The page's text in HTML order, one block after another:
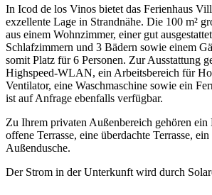
In Icod de los Vinos bietet das Ferienhaus
exzellente Lage in Strandnähe. Die 100 m²
aus einem Wohnzimmer, einer gut
Schlafzimmern und 3 Bädern sowie einem
somit Platz für 6 Personen. Zur Ausstattung
Highspeed-WLAN, ein Arbeitsbereich für
Ventilator, eine Waschmaschine sowie ein
ist auf Anfrage ebenfalls verfügbar.
Zu Ihrem privaten Außenbereich gehören ein
offene Terrasse, eine überdachte Terrasse,
Außendusche.
Der Strom in der Unterkunft wird durch